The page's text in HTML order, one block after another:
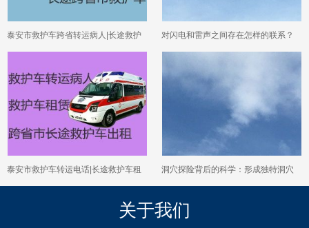
泰安市救护车跨省转运病人|长途救护
车转运护送病人转院
对闪电和雷声之间存在怎样的联系？
弄清楚这个关系能帮你判断距离远近
泰安市救护车转运电话|长途救护车租
车电话
洞穴探险背后的科学：形成独特洞穴
景观的地质力量
关于我们